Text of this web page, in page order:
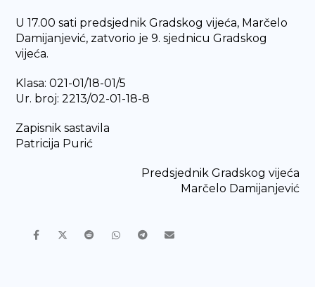
U 17.00 sati predsjednik Gradskog vijeća, Marčelo
Damijanjević, zatvorio je 9. sjednicu Gradskog
vijeća.
Klasa: 021-01/18-01/5
Ur. broj: 2213/02-01-18-8
Zapisnik sastavila
Patricija Purić
Predsjednik Gradskog vijeća
Marčelo Damijanjević